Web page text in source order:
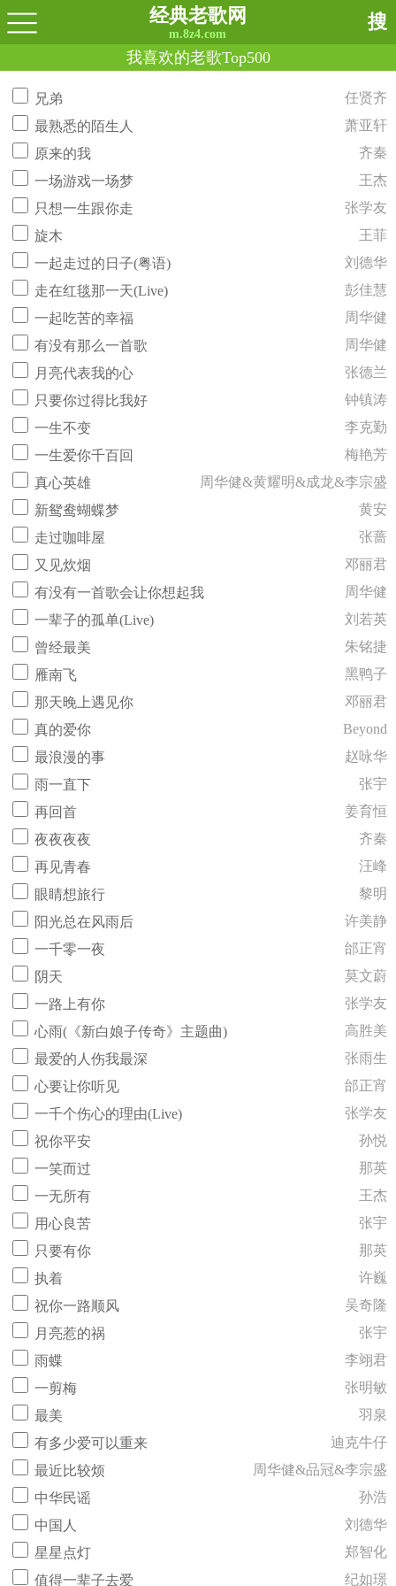
经典老歌网
m.8z4.com
搜
我喜欢的老歌Top500
兄弟
任贤齐
最熟悉的陌生人
萧亚轩
原来的我
齐秦
一场游戏一场梦
王杰
只想一生跟你走
张学友
旋木
王菲
一起走过的日子(粤语)
刘德华
走在红毯那一天(Live)
彭佳慧
一起吃苦的幸福
周华健
有没有那么一首歌
周华健
月亮代表我的心
张德兰
只要你过得比我好
钟镇涛
一生不变
李克勤
一生爱你千百回
梅艳芳
真心英雄
周华健&黄耀明&成龙&李宗盛
新鸳鸯蝴蝶梦
黄安
走过咖啡屋
张蔷
又见炊烟
邓丽君
有没有一首歌会让你想起我
周华健
一辈子的孤单(Live)
刘若英
曾经最美
朱铭捷
雁南飞
黑鸭子
那天晚上遇见你
邓丽君
真的爱你
Beyond
最浪漫的事
赵咏华
雨一直下
张宇
再回首
姜育恒
夜夜夜夜
齐秦
再见青春
汪峰
眼睛想旅行
黎明
阳光总在风雨后
许美静
一千零一夜
邰正宵
阴天
莫文蔚
一路上有你
张学友
心雨(《新白娘子传奇》主题曲)
高胜美
最爱的人伤我最深
张雨生
心要让你听见
邰正宵
一千个伤心的理由(Live)
张学友
祝你平安
孙悦
一笑而过
那英
一无所有
王杰
用心良苦
张宇
只要有你
那英
执着
许巍
祝你一路顺风
吴奇隆
月亮惹的祸
张宇
雨蝶
李翊君
一剪梅
张明敏
最美
羽泉
有多少爱可以重来
迪克牛仔
最近比较烦
周华健&品冠&李宗盛
中华民谣
孙浩
中国人
刘德华
星星点灯
郑智化
值得一辈子去爱
纪如璟